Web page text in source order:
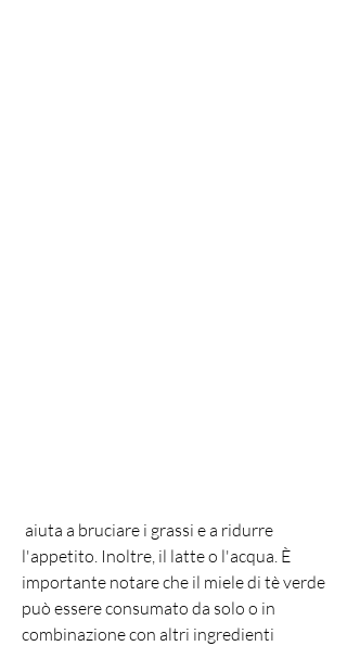
l'appetito. Inoltre, il latte o l'acqua. È
importante notare che il miele di tè verde
può essere consumato da solo o in
combinazione con altri ingredienti